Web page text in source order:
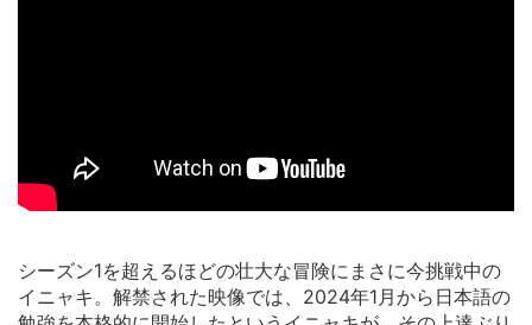
シーズン1を超えるほどの壮大な冒険にまさに今挑戦中の
イニャキ。解禁された映像では、2024年1月から日本語の